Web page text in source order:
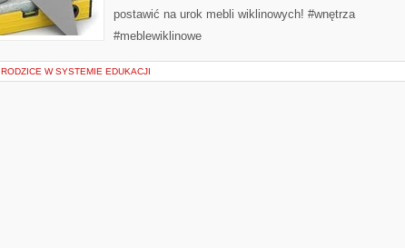
postawić na urok mebli wiklinowych! #wnętrza
#meblewiklinowe
RODZICE W SYSTEMIE EDUKACJI